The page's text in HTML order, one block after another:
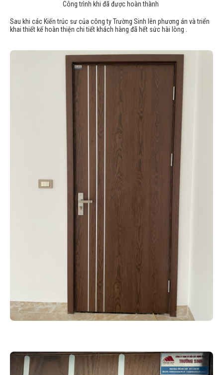
Công trình khi đã được hoàn thành
Sau khi các Kiến trúc sư của công ty Trường Sinh lên phương án và triển
khai thiết kế hoàn thiện chi tiết khách hàng đã hết sức hài lòng .